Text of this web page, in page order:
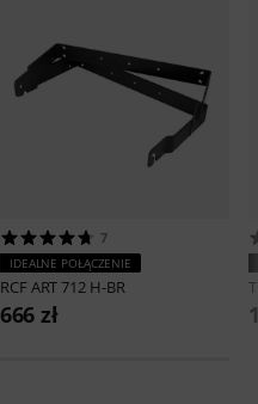
7
IDEALNE POŁĄCZENIE
RCFART 712 H-BR
666 zł